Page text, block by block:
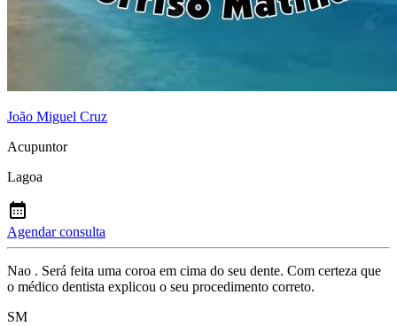
João Miguel Cruz
Acupuntor
Lagoa
Agendar consulta
Nao . Será feita uma coroa em cima do seu dente. Com certeza que
o médico dentista explicou o seu procedimento correto.
SM